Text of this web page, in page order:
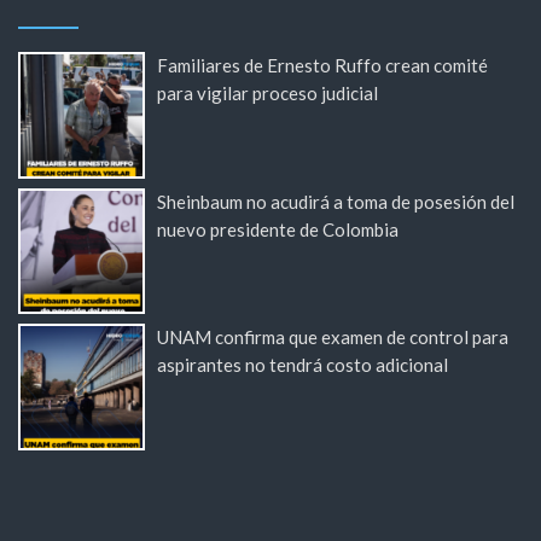
Familiares de Ernesto Ruffo crean comité
para vigilar proceso judicial
Sheinbaum no acudirá a toma de posesión del
nuevo presidente de Colombia
UNAM confirma que examen de control para
aspirantes no tendrá costo adicional